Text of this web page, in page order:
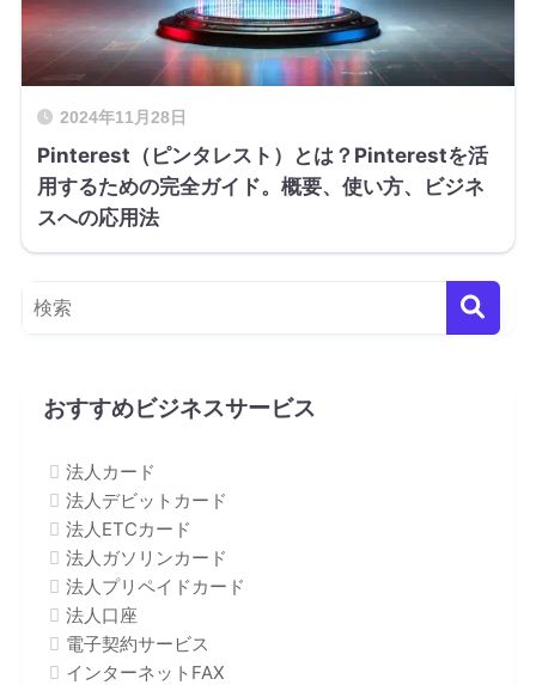
2024年11月28日
Pinterest（ピンタレスト）とは？Pinterestを活
用するための完全ガイド。概要、使い方、ビジネ
スへの応用法
おすすめビジネスサービス
法人カード
法人デビットカード
法人ETCカード
法人ガソリンカード
法人プリペイドカード
法人口座
電子契約サービス
インターネットFAX